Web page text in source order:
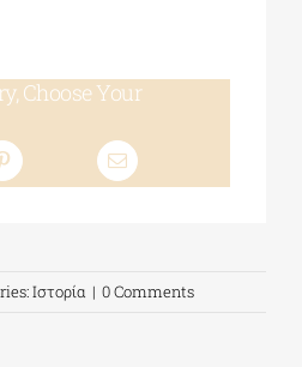
Choose Your
Ιστορία | 0 Comments